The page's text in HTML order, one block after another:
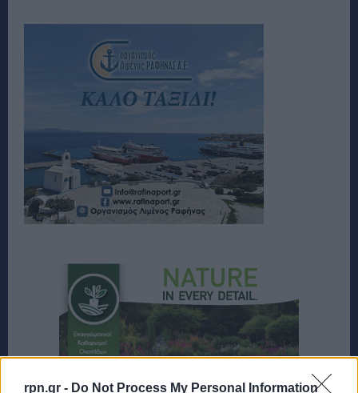
rpn.gr - Do Not Process My Personal Information